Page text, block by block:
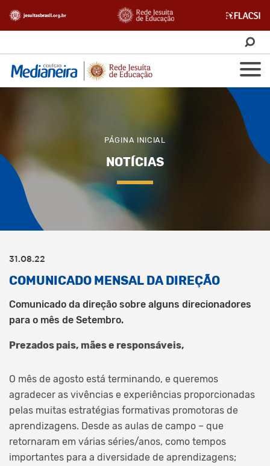
PÁGINA INICIAL
NOTÍCIAS
31.08.22
COMUNICADO MENSAL DA DIREÇÃO
Comunicado da direção sobre alguns direcionadores
para o mês de Setembro.
Prezados pais, mães e responsáveis,
O mês de agosto está terminando, e queremos
agradecer as vivências e experiências proporcionadas
pelas muitas estratégias formativas promotoras de
aprendizagens. Desde as aulas de campo – que
retornaram em várias séries/anos, como tempos
importantes para a diversidade de aprendizagens;